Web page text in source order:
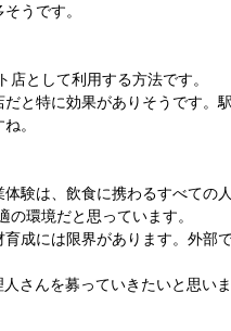
うです。
として利用する方法です。
と特に効果がありそうです。
。
験は、飲食に携わるすべての
環境だと思っています。
成には限界があります。外部
さんを募っていきたいと思いま